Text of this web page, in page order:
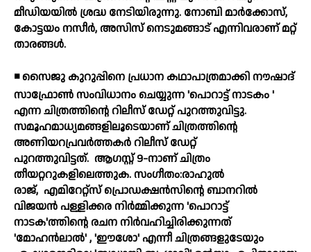
മീഡിയയില്‍ ശ്രദ്ധ നേടിയിരുന്നു. നോബി മാര്‍ക്കോസ്,
കോട്ടയം നസീര്‍, അസിസ് നെടുമങ്ങാട് എന്നിവരാണ് മറ്റ്
താരങ്ങള്‍.
◾ സൈജു കുറുപ്പിനെ പ്രധാന കഥാപാത്രമാക്കി നൗഷാദ്
സാഫ്രോണ്‍ സംവിധാനം ചെയ്യുന്ന 'പൊറാട്ട് നാടകം '
എന്ന ചിത്രത്തിന്റെ റിലീസ് ഡേറ്റ് പുറത്തുവിട്ടു.
സമൂഹമാധ്യമങ്ങളിലൂടെയാണ് ചിത്രത്തിന്റെ
അണിയറപ്രവര്‍ത്തകര്‍ റിലീസ് ഡേറ്റ്
പുറത്തുവിട്ടത്. ആഗസ്റ്റ് 9-നാണ് ചിത്രം
തീയറ്ററുകളിലെത്തുക. സംഗീതം:രാഹുല്‍
രാജ്, എമിറേറ്റ്സ് പ്രൊഡക്ഷന്‍സിന്റെ ബാനറില്‍
വിജയന്‍ പള്ളിക്കര നിര്‍മ്മിക്കുന്ന 'പൊറാട്ട്
നാടക'ത്തിന്റെ രചന നിര്‍വഹിച്ചിരിക്കുന്നത്
'മോഹന്‍ലാല്‍' , 'ഈശോ' എന്നീ ചിത്രങ്ങളുടേയും